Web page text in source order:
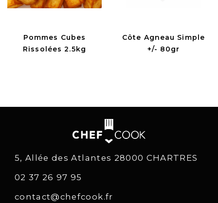
Pommes Cubes
Rissolées 2.5kg
Côte Agneau Simple
+/- 80gr
5, Allée des Atlantes 28000 CHARTRES
02 37 26 97 95
contact@chefcook.fr